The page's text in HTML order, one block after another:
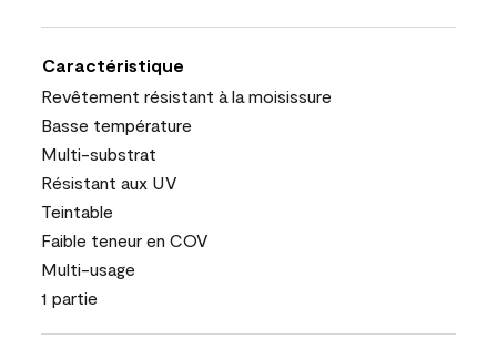
Caractéristique
Revêtement résistant à la moisissure
Basse température
Multi-substrat
Résistant aux UV
Teintable
Faible teneur en COV
Multi-usage
1 partie